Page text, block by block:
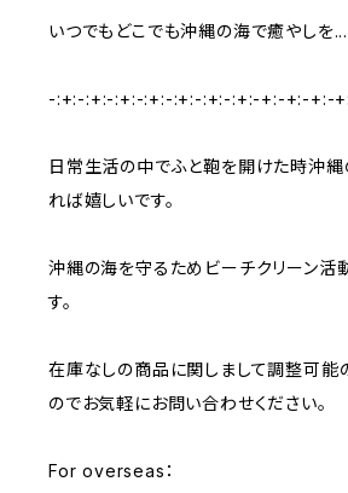
いつでもどこでも沖縄の海で癒やしを...
-:+:-:+:-:+:-:+:-:+:-:+:-:+:-+:-+:-+:-
日常生活の中でふと鞄を開けた時沖縄
れば嬉しいです。
沖縄の海を守るためビーチクリーン活
す。
在庫なしの商品に関しまして調整可能
のでお気軽にお問い合わせください。
For overseas：